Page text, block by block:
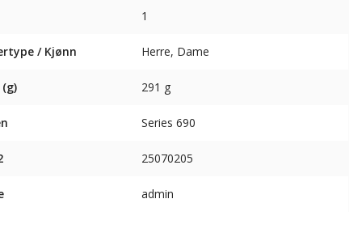
1
/ Kjønn Herre, Dame
291 g
Series 690
25070205
admin